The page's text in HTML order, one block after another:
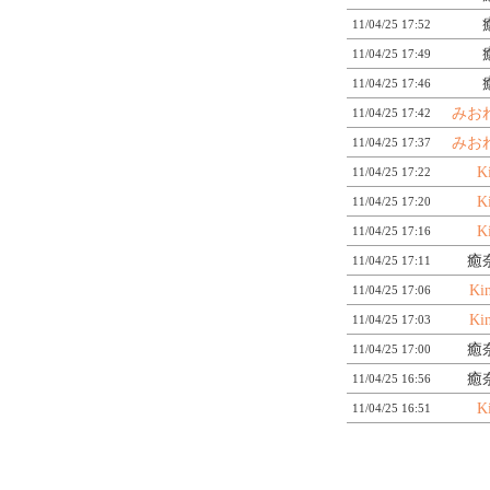
11/04/25 17:52
11/04/25 17:49
11/04/25 17:46
11/04/25 17:42 みお
11/04/25 17:37 みお
11/04/25 17:22
11/04/25 17:20
11/04/25 17:16
11/04/25 17:11 癒
11/04/25 17:06
11/04/25 17:03
11/04/25 17:00 癒
11/04/25 16:56 癒
11/04/25 16:51